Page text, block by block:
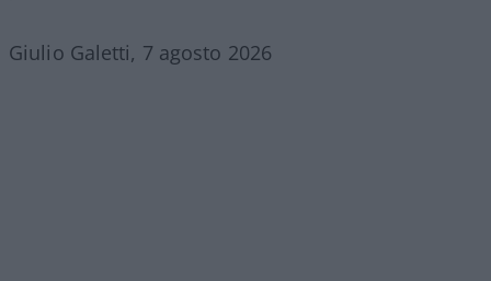
Giulio Galetti, 7 agosto 2026